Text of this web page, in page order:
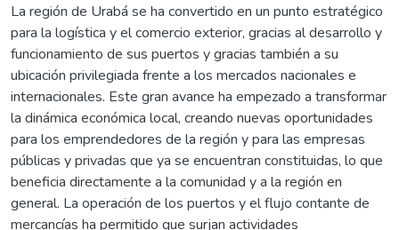
La región de Urabá se ha convertido en un punto estratégico
para la logística y el comercio exterior, gracias al desarrollo y
funcionamiento de sus puertos y gracias también a su
ubicación privilegiada frente a los mercados nacionales e
internacionales. Este gran avance ha empezado a transformar
la dinámica económica local, creando nuevas oportunidades
para los emprendedores de la región y para las empresas
públicas y privadas que ya se encuentran constituidas, lo que
beneficia directamente a la comunidad y a la región en
general. La operación de los puertos y el flujo contante de
mercancías ha permitido que surjan actividades